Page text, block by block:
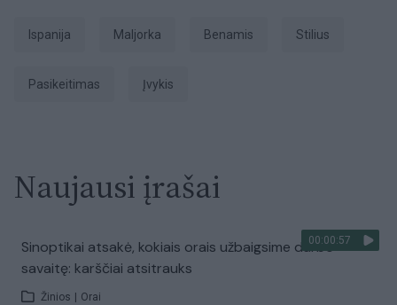
Ispanija Maljorka benamis Stilius
pasikeitimas įvykis
Naujausi įrašai
00:00:57
Sinoptikai atsakė, kokiais orais užbaigsime darbo
savaitę: karščiai atsitrauks
Žinios Orai